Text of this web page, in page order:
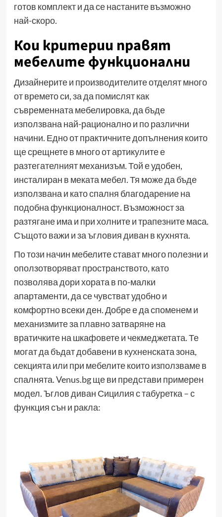
готов комплект и да се настаните възможно
най-скоро.
Кои критерии правят
мебелите функционални
Дизайнерите и производителите отделят много
от времето си, за да помислят как
съвременната мебелировка, да бъде
използвана най-рационално и по различни
начини. Едно от практичните допълнения които
ще срещнете в много от артикулите е
разтегателният механизъм. Той е удобен,
инсталиран в меката мебел. Тя може да бъде
използвана и като спалня благодарение на
подобна функционалност. Възможност за
разтягане има и при холните и трапезните маса.
Същото важи и за ъгловия диван в кухнята.
По този начин мебелите стават много полезни и
оползотворяват пространството, като
позволява дори хората в по-малки
апартаменти, да се чувстват удобно и
комфортно всеки ден. Добре е да споменем и
механизмите за плавно затваряне на
вратичките на шкафовете и чекмеджетата. Те
могат да бъдат добавени в кухненската зона,
секцията или при мебелите които използваме в
спалнята. Venus.bg ще ви представи примерен
модел. Ъглов диван Сицилия с табуретка – с
функция сън и ракла: